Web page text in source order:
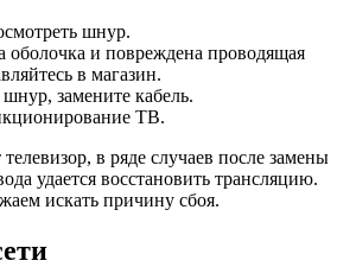
шнур.
оболочка и повреждена проводящая
в магазин.
замените кабель.
ТВ.
в ряде случаев после замены
удается восстановить трансляцию.
искать причину сбоя.